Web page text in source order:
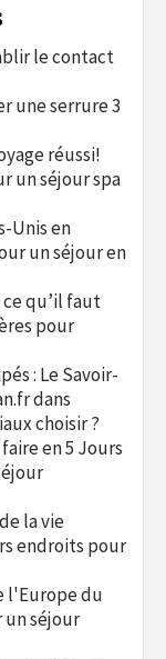
le contact
une serrure 3
réussi!
un séjour spa
Unis en
un séjour en
qu’il faut
pour
: Le Savoir-
dans
choisir ?
en 5 Jours
la vie
endroits pour
l'Europe du
un séjour